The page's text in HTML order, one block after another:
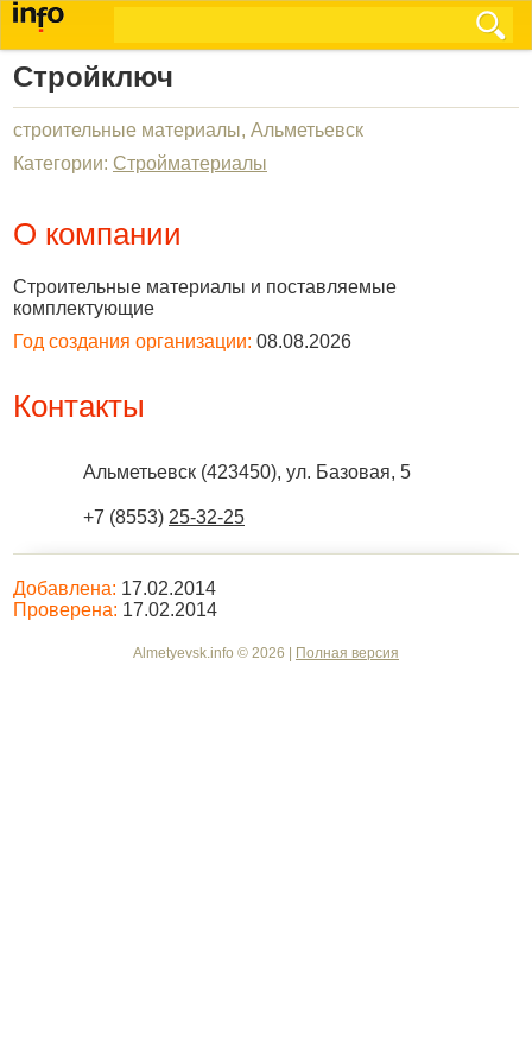
Стройключ
строительные материалы, Альметьевск
Категории: Стройматериалы
О компании
Строительные материалы и поставляемые
комплектующие
Год создания организации: 08.08.2026
Контакты
Альметьевск (423450), ул. Базовая, 5
+7 (8553) 25-32-25
Добавлена: 17.02.2014
Проверена: 17.02.2014
Almetyevsk.info © 2026 | Полная версия